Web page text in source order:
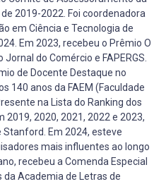
2019-2022. Foi coordenadora
em Ciência e Tecnologia de
Em 2023, recebeu o Prêmio O
do Comércio e FAPERGS.
de Docente Destaque no
140 anos da FAEM (Faculdade
na Lista do Ranking dos
2020, 2021, 2022 e 2023,
Em 2024, esteve
mais influentes ao longo
recebeu a Comenda Especial
Academia de Letras de